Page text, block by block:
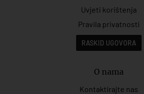
Uvjeti korištenja
Pravila privatnosti
RASKID UGOVORA
O nama
Kontaktirajte nas